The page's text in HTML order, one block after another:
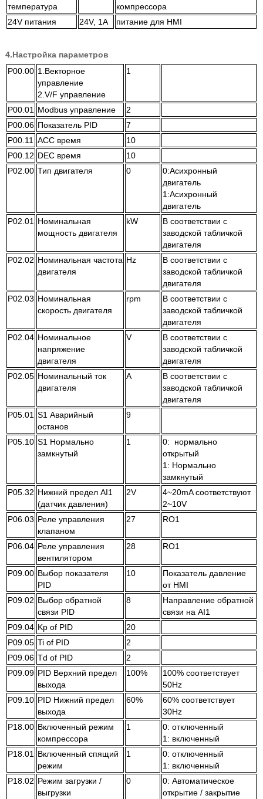
температура
компрессора
24V питания
24V, 1A питание для HMI
4.Настройка параметров
P00.00 1.Векторное
управление
2.V/F управление
1
P00.01 Modbus управление
2
P00.06 Показатель PID
7
P00.11
ACC время
10
P00.12 DEC время
10
P02.00 Тип двигателя 0
0:Асихронный
двигатель
1:Асихронный
двигатель
P02.01
Номинальная
мощность двигателя
kW
В соответствии с
заводской табличкой
двигателя
P02.02 Номинальная частота
двигателя
Hz
В соответствии с
заводской табличкой
двигателя
P02.03 Номинальная
скорость двигателя
rpm
В соответствии с
заводской табличкой
двигателя
P02.04 Номинальное
напряжение
двигателя
V
В соответствии с
заводской табличкой
двигателя
P02.05 Номинальный ток
двигателя
A
В соответствии с
заводской табличкой
двигателя
P05.01 S1 Аварийный
останов
9
P05.10 S1 Нормально
замкнутый
1
0: нормально
открытый
1: Нормально
замкнутый
P05.32 Нижний предел AI1
(датчик давления)
2V
4~20mA соответствуют
2~10V
P06.03 Реле управления
клапаном
27 RO1
P06.04 Реле управления
вентилятором
28 RO1
P09.00 Выбор показателя
PID
10
Показатель давление
от HMI
P09.02 Выбор обратной
связи PID
8
Направление обратной
связи на AI1
P09.04 Kp of PID
20
P09.05 Ti of PID
2
P09.06 Td of PID
2
P09.09 PID Верхний предел
выхода
100%
100% соответствует
50Hz
P09.10 PID Нижний предел
выхода
60%
60% соответствует
30Hz
P18.00 Включенный режим
компрессора
1
0: отключенный
1: включенный
P18.01
Включенный спящий
режим
1
0: отключенный
1: включенный
P18.02 Режим загрузки /
выгрузки
0
0: Автоматическое
открытие / закрытие